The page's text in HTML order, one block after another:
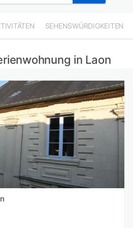
SEHENSWÜRDIGKEITEN
in Laon